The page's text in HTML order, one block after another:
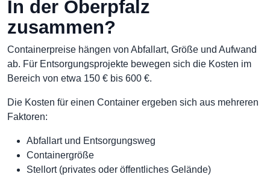
In der Oberpfalz
zusammen?
Containerpreise hängen von Abfallart, Größe und Aufwand
ab. Für Entsorgungsprojekte bewegen sich die Kosten im
Bereich von etwa 150 € bis 600 €.
Die Kosten für einen Container ergeben sich aus mehreren
Faktoren:
Abfallart und Entsorgungsweg
Containergröße
Stellort (privates oder öffentliches Gelände)